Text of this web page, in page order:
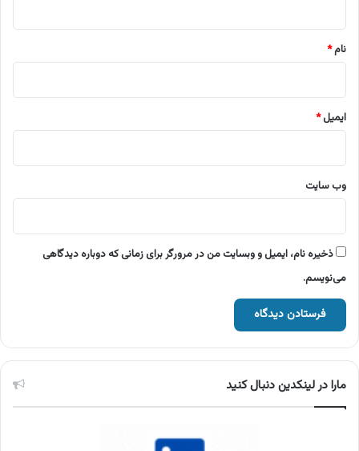
نام*
ایمیل*
وب‌ سایت
ذخیره نام، ایمیل و وبسایت من در مرورگر برای زمانی که دوباره دیدگاهی
می‌نویسم.
مارا در لینکدین دنبال کنید